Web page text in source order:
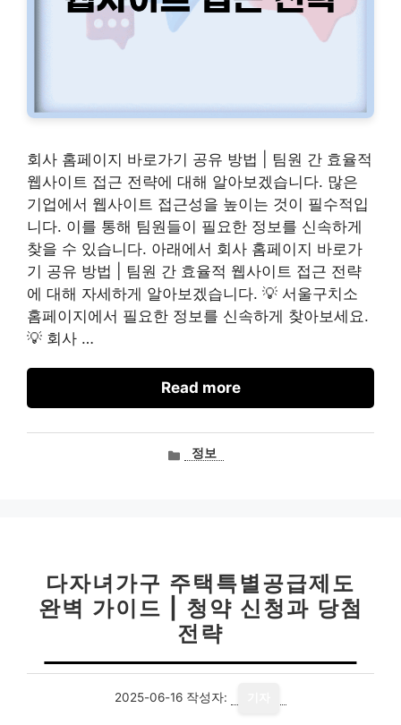
회사 홈페이지 바로가기 공유 방법 | 팀원 간 효율적
웹사이트 접근 전략에 대해 알아보겠습니다. 많은
기업에서 웹사이트 접근성을 높이는 것이 필수적입
니다. 이를 통해 팀원들이 필요한 정보를 신속하게
찾을 수 있습니다. 아래에서 회사 홈페이지 바로가
기 공유 방법 | 팀원 간 효율적 웹사이트 접근 전략
에 대해 자세하게 알아보겠습니다. 💡 서울구치소
홈페이지에서 필요한 정보를 신속하게 찾아보세요.
💡 회사 …
Read more
카정보
다자녀가구 주택특별공급제도
완벽 가이드 | 청약 신청과 당첨
전략
2025-06-16 작성자: